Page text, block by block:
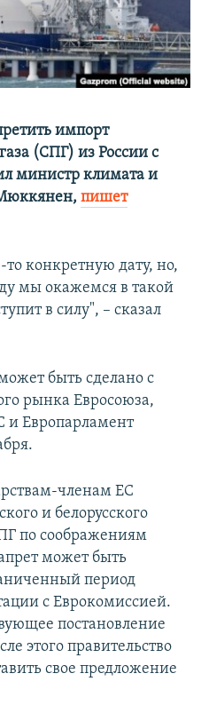
импорт
(СПГ) из России с
министр климата и
пишет
конкретную дату, но,
мы окажемся в такой
в силу", – сказал
быть сделано с
рынка Евросоюза,
и Европарламент
членам ЕС
и белорусского
по соображениям
может быть
период
с Еврокомиссией.
постановление
этого правительство
свое предложение